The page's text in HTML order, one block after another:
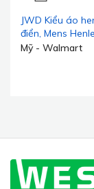
JWD Kiểu áo
điển, Mens
Sleeve T-Shirt
Mỹ - Walmart